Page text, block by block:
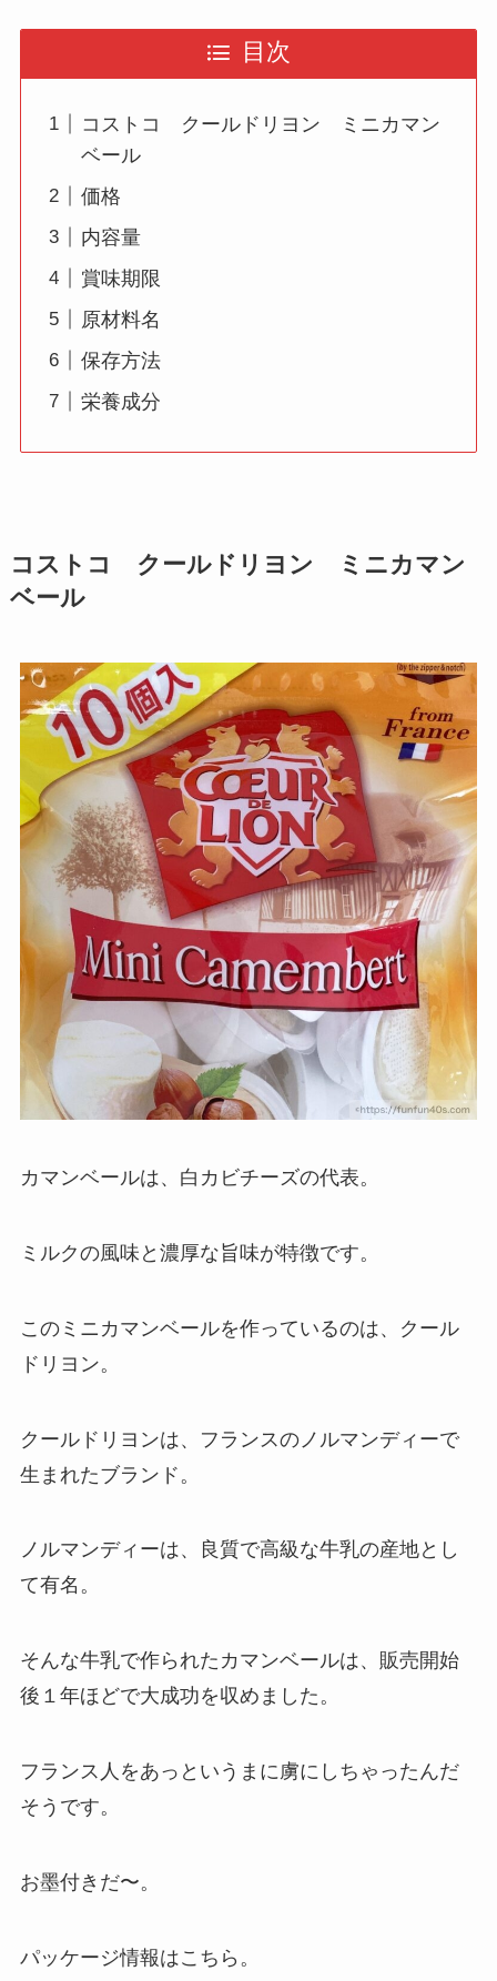
目次
コストコ クールドリヨン ミニカマン
ベール
価格
内容量
賞味期限
原材料名
保存方法
栄養成分
コストコ クールドリヨン ミニカマン
ベール
カマンベールは、白カビチーズの代表。
ミルクの風味と濃厚な旨味が特徴です。
このミニカマンベールを作っているのは、クール
ドリヨン。
クールドリヨンは、フランスのノルマンディーで
生まれたブランド。
ノルマンディーは、良質で高級な牛乳の産地とし
て有名。
そんな牛乳で作られたカマンベールは、販売開始
後１年ほどで大成功を収めました。
フランス人をあっというまに虜にしちゃったんだ
そうです。
お墨付きだ〜。
パッケージ情報はこちら。